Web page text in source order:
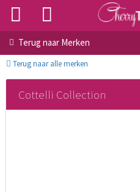
Terug naar Merken
Terug naar alle merken
Cottelli Collection